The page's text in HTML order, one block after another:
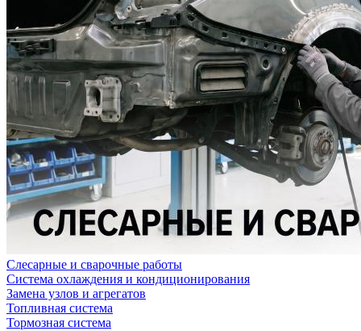
Слесарные и сварочные работы
Система охлаждения и кондиционирования
Замена узлов и агрегатов
Топливная система
Тормозная система